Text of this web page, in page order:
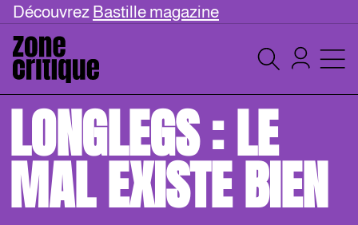
Découvrez Bastille magazine
LONGLEGS : LE
MAL EXISTE BIEN